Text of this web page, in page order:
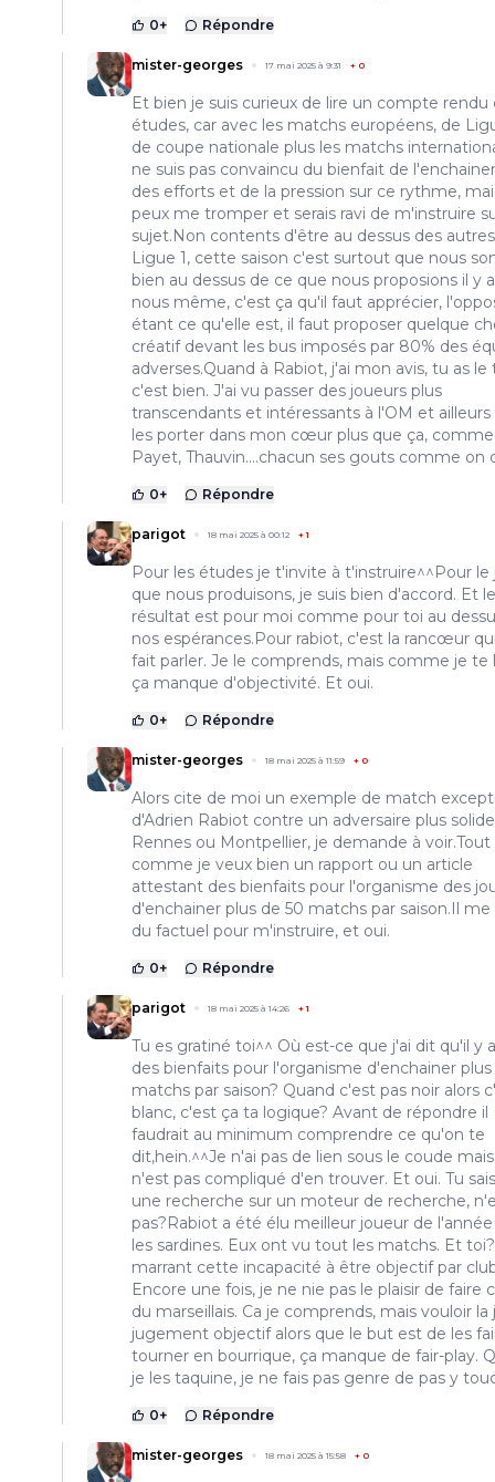
0+ Répondre
mister-georges 17 mai 2025 à 9:31 + 0
Et bien je suis curieux de lire un compte rendu
études, car avec les matchs européens, de
de coupe nationale plus les matchs
ne suis pas convaincu du bienfait de
des efforts et de la pression sur ce rythme,
peux me tromper et serais ravi de m'instruire
sujet.Non contents d'être au dessus des
Ligue 1, cette saison c'est surtout que nous
bien au dessus de ce que nous proposions il y
nous même, c'est ça qu'il faut apprécier,
étant ce qu'elle est, il faut proposer quelque
créatif devant les bus imposés par 80% des
adverses.Quand à Rabiot, j'ai mon avis, tu as le
c'est bien. J'ai vu passer des joueurs plus
transcendants et intéressants à l'OM et ailleurs
les porter dans mon cœur plus que ça, comme
Payet, Thauvin....chacun ses gouts comme on
0+ Répondre
parigot 18 mai 2025 à 00:12 +1
Pour les études je t'invite à t'instruire^^Pour le
que nous produisons, je suis bien d'accord. Et le
résultat est pour moi comme pour toi au
nos espérances.Pour rabiot, c'est la rancœur
fait parler. Je le comprends, mais comme je te
ça manque d'objectivité. Et oui.
0+ Répondre
mister-georges 18 mai 2025 à 11:59 + 0
Alors cite de moi un exemple de match
d'Adrien Rabiot contre un adversaire plus
Rennes ou Montpellier, je demande à voir.Tout
comme je veux bien un rapport ou un article
attestant des bienfaits pour l'organisme des
d'enchainer plus de 50 matchs par saison.Il
du factuel pour m'instruire, et oui.
0+ Répondre
parigot 18 mai 2025 à 14:26 +1
Tu es gratiné toi^^ Où est-ce que j'ai dit qu'il y
des bienfaits pour l'organisme d'enchainer
matchs par saison? Quand c'est pas noir alors
blanc, c'est ça ta logique? Avant de répondre il
faudrait au minimum comprendre ce qu'on te
dit,hein.^^Je n'ai pas de lien sous le coude
n'est pas compliqué d'en trouver. Et oui. Tu
une recherche sur un moteur de recherche,
pas?Rabiot a été élu meilleur joueur de
les sardines. Eux ont vu tout les matchs. Et
marrant cette incapacité à être objectif par
Encore une fois, je ne nie pas le plaisir de faire
du marseillais. Ca je comprends, mais vouloir la
jugement objectif alors que le but est de les
tourner en bourrique, ça manque de fair-play.
je les taquine, je ne fais pas genre de pas y
0+ Répondre
mister-georges 18 mai 2025 à 15:58 + 0